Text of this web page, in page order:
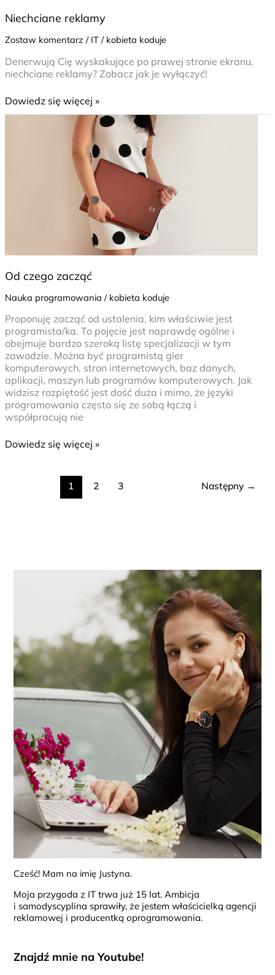
Niechciane reklamy
Zostaw komentarz / IT/ kobieta koduje
Denerwują Cię wyskakujące po prawej stronie ekranu,
niechciane reklamy? Zobacz jak je wyłączyć!
Dowiedz się więcej »
Od czego zacząć
Nauka programowania / kobieta koduje
Proponuję zacząć od ustalenia, kim właściwie jest
programista/ka. To pojęcie jest naprawdę ogólne i
obejmuje bardzo szeroką listę specjalizacji w tym
zawodzie. Można być programistą gier
komputerowych, stron internetowych, baz danych,
aplikacji, maszyn lub programów komputerowych. Jak
widzisz rozpiętość jest dość duża i mimo, że języki
programowania często się ze sobą łączą i
współpracują nie
Dowiedz się więcej »
1 2 3 Następny →
Cześć! Mam na imię Justyna.
Moja przygoda z IT trwa już 15 lat. Ambicja
i samodyscyplina sprawiły, że jestem właścicielką agencji
reklamowej i producentką oprogramowania.
Znajdź mnie na Youtube!